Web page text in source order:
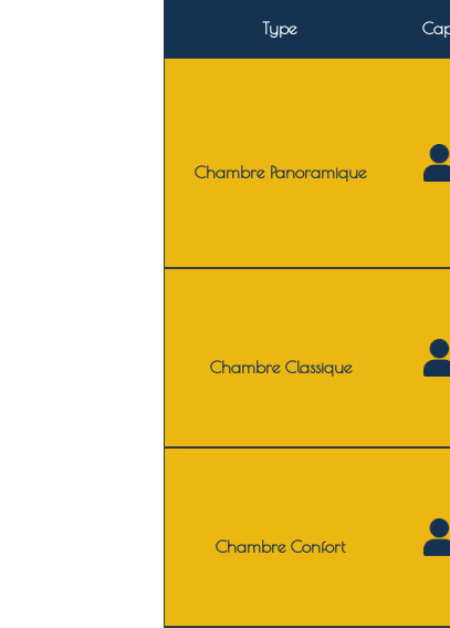
Type
Chambre Panoramique
Chambre Classique
Chambre Confort